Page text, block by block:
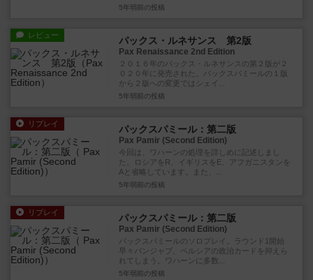
5年弱前 の投稿
レビュー パックス・ルネサンス 第2版
Pax Renaissance 2nd Edition
２０１６年のパックス・ルネサンスの第２版が２
０２０年に発売された。パックスパミールの１版
から２版への変更ではシェイ...
5年弱前 の投稿
リプレイ パックスパミール：第二版
Pax Pamir (Second Edition)
今回は、ワハーンの処理を詳しめに記述しまし
た。ロシアをR、イギリスをE、アフガニスタンを
Aと省略しています。また、...
5年弱前 の投稿
リプレイ パックスパミール：第二版
Pax Pamir (Second Edition)
パックスパミールのソロプレイ。ラウンド1開始
早々パンジャブ、ペルシアの政治カードを抑えら
れてしまう。ワハーンに多数...
5年弱前 の投稿